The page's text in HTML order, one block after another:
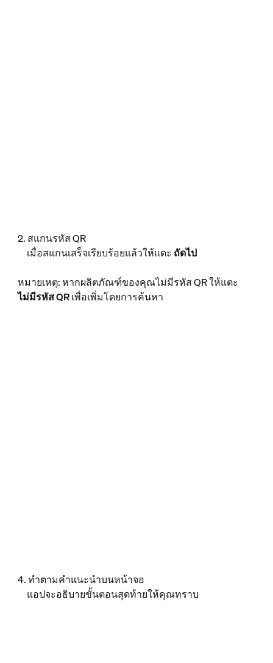
2. สแกนรหัส QR
เมื่อสแกนเสร็จเรียบร้อยแล้วให้แตะ ถัดไป
หมายเหตุ: หากผลิตภัณฑ์ของคุณไม่มีรหัส QR ให้แตะ
ไม่มีรหัส QRเพื่อเพิ่มโดยการค้นหา
4. ทำตามคำแนะนำบนหน้าจอ
แอปจะอธิบายขั้นตอนสุดท้ายให้คุณทราบ